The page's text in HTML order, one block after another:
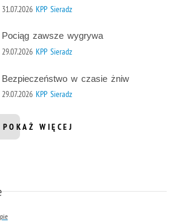
31.07.2026 KPP Sieradz
Pociąg zawsze wygrywa
29.07.2026 KPP Sieradz
Bezpieczeństwo w czasie żniw
29.07.2026 KPP Sieradz
POKAŻ WIĘCEJ
INFORMACJI Z DZIAŁU